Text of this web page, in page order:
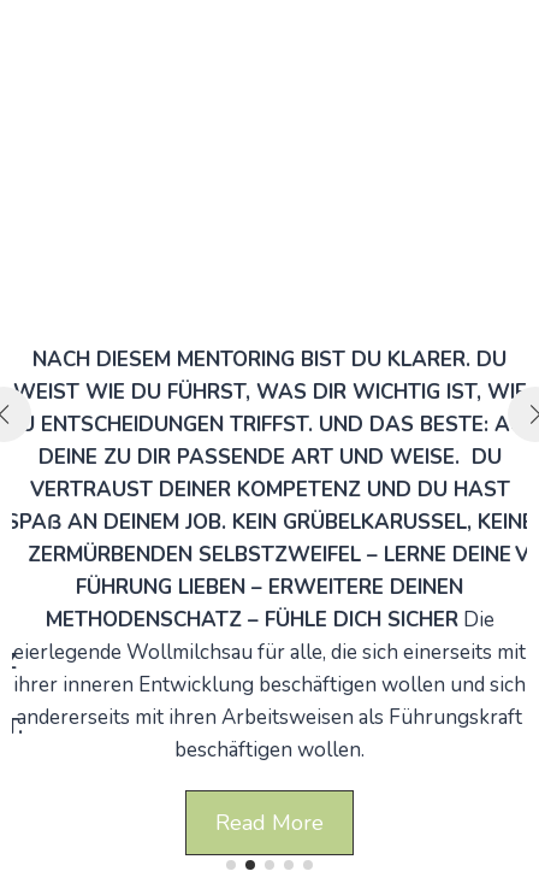
NACH DIESEM MENTORING BIST DU KLARER. DU
WEIST WIE DU FÜHRST, WAS DIR WICHTIG IST, WIE
DU ENTSCHEIDUNGEN TRIFFST. UND DAS BESTE: AUF
DEINE ZU DIR PASSENDE ART UND WEISE. DU
VERTRAUST DEINER KOMPETENZ UND DU HAST
SPAß AN DEINEM JOB. KEIN GRÜBELKARUSSEL, KEINE
ZERMÜRBENDEN SELBSTZWEIFEL – LERNE DEINE
FÜHRUNG LIEBEN – ERWEITERE DEINEN
METHODENSCHATZ – FÜHLE DICH SICHERDie
eierlegende Wollmilchsau für alle, die sich einerseits mit
ihrer inneren Entwicklung beschäftigen wollen und sich
andererseits mit ihren Arbeitsweisen als Führungskraft
beschäftigen wollen.
Read More